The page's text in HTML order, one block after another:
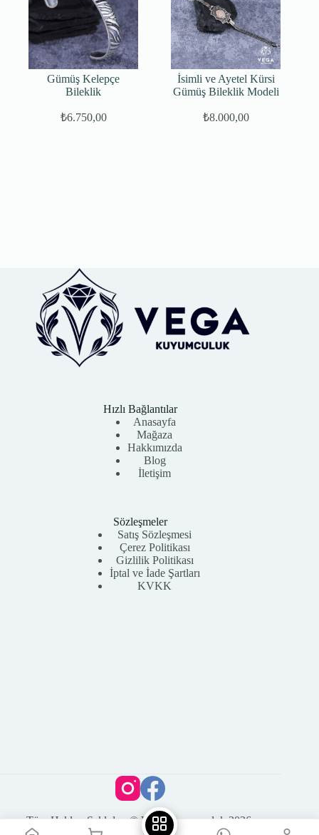
Gümüş Kelepçe
Bileklik
₺6.750,00
İsimli ve Ayetel Kürsi
Gümüş Bileklik Modeli
₺8.000,00
Hızlı Bağlantılar
Anasayfa
Mağaza
Hakkımızda
Blog
İletişim
Sözleşmeler
Satış Sözleşmesi
Çerez Politikası
Gizlilik Politikası
İptal ve İade Şartları
KVKK
Tüm Hakları Saklıdır. © Vega Kuyumculuk 2026